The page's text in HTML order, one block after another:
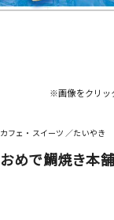
※画像をクリッ
カフェ・スイーツ ／たいやき
おめで鯛焼き本舗